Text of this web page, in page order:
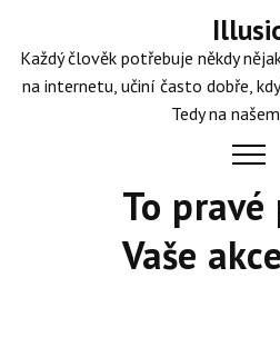
content
Každý člověk potřebuje někdy
na internetu, učiní často dobře,
Tedy na
To pravé
Vaše akce